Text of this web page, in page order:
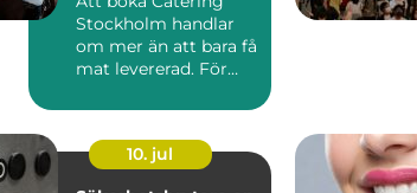
Stockholm handlar
om mer än att bara få
mat levererad. För
röda...
10. jul